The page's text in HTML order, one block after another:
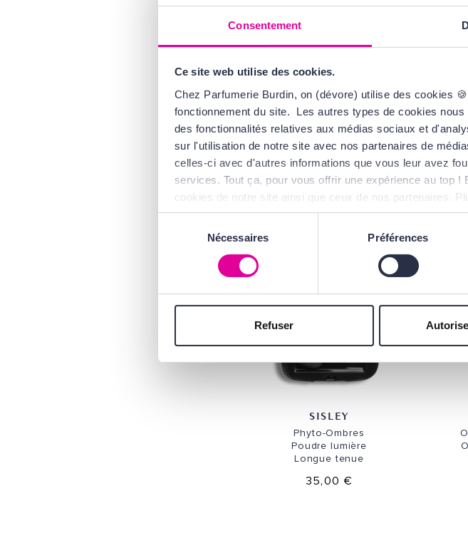
Consentement
Ce site web utilise des cookies.
Chez Parfumerie Burdin, on (dévore) utilise des cookies
fonctionnement du site. Les autres types de cookies
des fonctionnalités relatives aux médias sociaux et
sur l'utilisation de notre site avec nos partenaires de
celles-ci avec d'autres informations que vous leur avez
services. Tout ça, pour vous offrir une expérience au top
cookies de notre site ainsi que ceux de nos partenaires.
d'Utilisation.
consentement
Nécessaires Préférences
Refuser
CLINIQUE
High Impact
Shadow Play
Fard à Paupières
27,00 €
SISLEY
Phyto-Ombres
Poudre lumière
Longue tenue
35,00 €